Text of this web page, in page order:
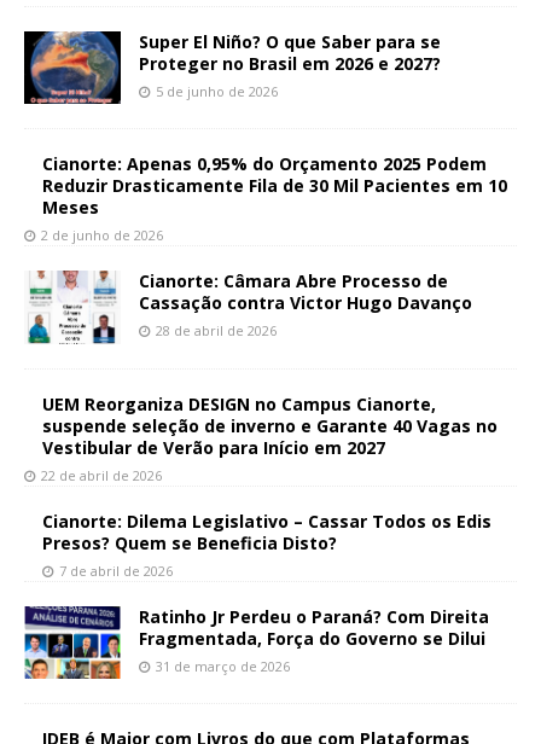
Super El Niño? O que Saber para se
Proteger no Brasil em 2026 e 2027?
5 de junho de 2026
Cianorte: Apenas 0,95% do Orçamento 2025 Podem
Reduzir Drasticamente Fila de 30 Mil Pacientes em 10
Meses
2 de junho de 2026
Cianorte: Câmara Abre Processo de
Cassação contra Victor Hugo Davanço
28 de abril de 2026
UEM Reorganiza DESIGN no Campus Cianorte,
suspende seleção de inverno e Garante 40 Vagas no
Vestibular de Verão para Início em 2027
22 de abril de 2026
Cianorte: Dilema Legislativo – Cassar Todos os Edis
Presos? Quem se Beneficia Disto?
7 de abril de 2026
Ratinho Jr Perdeu o Paraná? Com Direita
Fragmentada, Força do Governo se Dilui
31 de março de 2026
IDEB é Maior com Livros do que com Plataformas